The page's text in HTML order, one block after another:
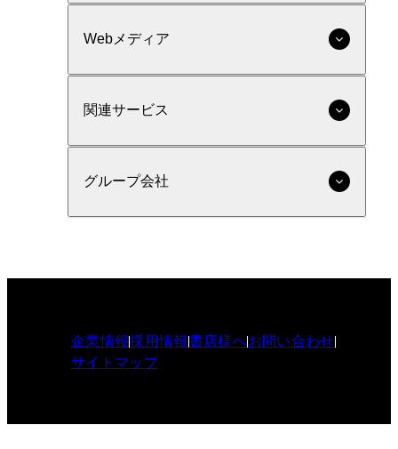
Webメディア
関連サービス
グループ会社
企業情報採用情報書店様へお問い合わせ
サイトマップ